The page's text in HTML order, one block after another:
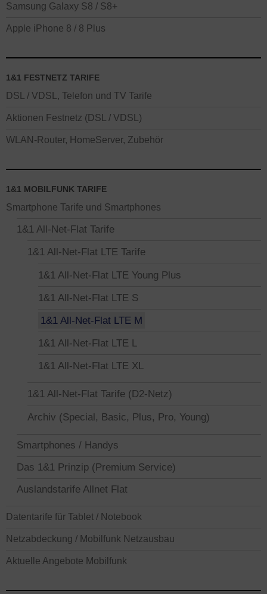
Samsung Galaxy S8 / S8+
Apple iPhone 8 / 8 Plus
1&1 FESTNETZ TARIFE
DSL / VDSL, Telefon und TV Tarife
Aktionen Festnetz (DSL / VDSL)
WLAN-Router, HomeServer, Zubehör
1&1 MOBILFUNK TARIFE
Smartphone Tarife und Smartphones
1&1 All-Net-Flat Tarife
1&1 All-Net-Flat LTE Tarife
1&1 All-Net-Flat LTE Young Plus
1&1 All-Net-Flat LTE S
1&1 All-Net-Flat LTE M
1&1 All-Net-Flat LTE L
1&1 All-Net-Flat LTE XL
1&1 All-Net-Flat Tarife (D2-Netz)
Archiv (Special, Basic, Plus, Pro, Young)
Smartphones / Handys
Das 1&1 Prinzip (Premium Service)
Auslandstarife Allnet Flat
Datentarife für Tablet / Notebook
Netzabdeckung / Mobilfunk Netzausbau
Aktuelle Angebote Mobilfunk